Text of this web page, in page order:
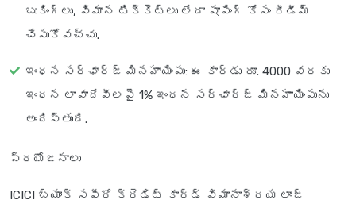
బుకింగ్‌లు, విమాన టిక్కెట్లు లేదా షాపింగ్ కోసం రీడీమ్
చేసుకోవచ్చు.
ఇంధన సర్‌ఛార్జ్ మినహాయింపు: ఈ కార్డు రూ. 4000 వరకు
ఇంధన లావాదేవీలపై 1% ఇంధన సర్‌ఛార్జ్ మినహాయింపును
అందిస్తుంది.
ప్రయోజనాలు
ICICI బ్యాంక్ సఫీరో క్రెడిట్ కార్డ్ విమానాశ్రయ లాంజ్